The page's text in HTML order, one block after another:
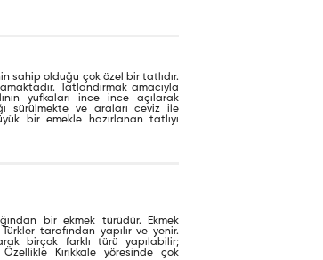
sahip olduğu çok özel bir tatlıdır.
Tatlandırmak amacıyla
yufkaları ince ince açılarak
sürülmekte ve araları ceviz ile
bir emekle hazırlanan tatlıyı
bir ekmek türüdür. Ekmek
tarafından yapılır ve yenir.
birçok farklı türü yapılabilir;
Kırıkkale yöresinde çok